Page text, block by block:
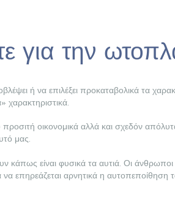
για την
ή να επιλέξει προκαταβολικά τα
χαρακτηριστικά.
προσιτή οικονομικά αλλά και σχεδόν
μας.
είναι φυσικά τα αυτιά. Οι άνθρωποι
επηρεάζεται αρνητικά η αυτοπεποίθηση